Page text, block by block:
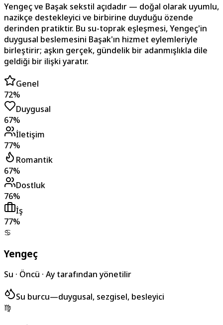
Yengeç ve Başak sekstil açıdadır — doğal olarak uyumlu,
nazikçe destekleyici ve birbirine duyduğu özende
derinden pratiktir. Bu su-toprak eşleşmesi, Yengeç'in
duygusal beslemesini Başak'ın hizmet eylemleriyle
birleştirir; aşkın gerçek, gündelik bir adanmışlıkla dile
geldiği bir ilişki yaratır.
Genel
72%
Duygusal
67%
İletişim
77%
Romantik
67%
Dostluk
76%
İş
77%
♋
Yengeç
Su · Öncü · Ay tarafından yönetilir
Su burcu—duygusal, sezgisel, besleyici
♍